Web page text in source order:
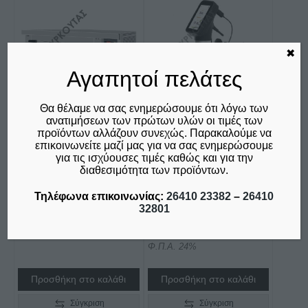
ΦΟΥΡΝΟΣ
ΗΛΕΚΤΡΙΚΟΣ ΠΙΤΣΑΣ
KING 1 ΕΠΙΠΕΔΟΥ FP
€1.580,00
Προσθήκη στο καλάθι
Σύγκριση
ΣΥΣΚΕΥΗ
IMMERSION
CIRCULATOR SOUS
SVS750
Φ.Π.Α. 24%
Προσθήκη στο καλάθι
Σύγκριση
Αγαπητοί πελάτες
Θα θέλαμε να σας ενημερώσουμε ότι λόγω των
ανατιμήσεων των πρώτων υλών οι τιμές των
προϊόντων αλλάζουν συνεχώς. Παρακαλούμε να
επικοινωνείτε μαζί μας για να σας ενημερώσουμε
για τις ισχύουσες τιμές καθώς και για την
διαθεσιμότητα των προϊόντων.
Τηλέφωνα επικοινωνίας: 26410 23382 – 26410
32801
✖